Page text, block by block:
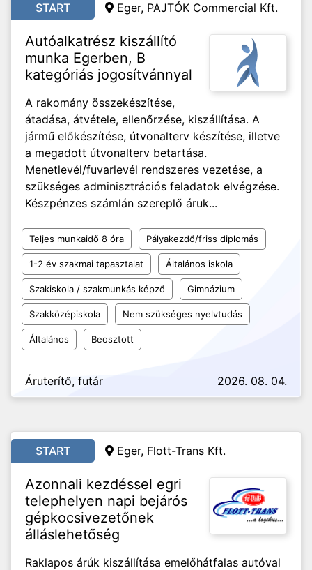
START Eger, PAJTÓK Commercial Kft.
Autóalkatrész kiszállító
munka Egerben, B
kategóriás jogosítvánnyal
A rakomány összekészítése,
átadása, átvétele, ellenőrzése, kiszállítása. A
jármű előkészítése, útvonalterv készítése, illetve
a megadott útvonalterv betartása.
Menetlevél/fuvarlevél rendszeres vezetése, a
szükséges adminisztrációs feladatok elvégzése.
Készpénzes számlán szereplő áruk...
Teljes munkaidő 8 óra Pályakezdő/friss diplomás
1-2 év szakmai tapasztalat Általános iskola
Szakiskola / szakmunkás képző Gimnázium
Szakközépiskola Nem szükséges nyelvtudás
Általános Beosztott
Áruterítő, futár 2026. 08. 04.
START Eger, Flott-Trans Kft.
Azonnali kezdéssel egri
telephelyen napi bejárós
gépkocsivezetőnek
álláslehetőség
Raklapos árúk kiszállítása emelőhátfalas autóval